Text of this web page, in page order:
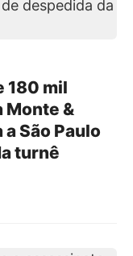
180 mil
Monte &
São Paulo
turnê